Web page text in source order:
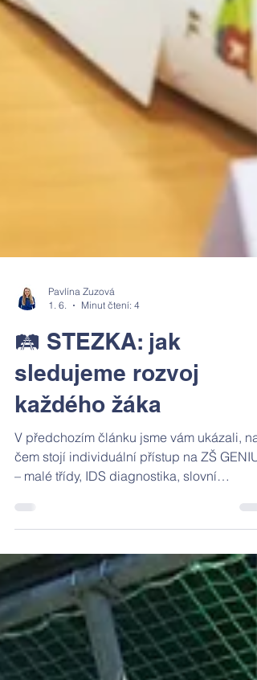
Pavlína Zuzová
🛤️ STEZKA: jak
sledujeme rozvoj
každého žáka
– malé třídy, IDS diagnostika, slovní
hodnocení, tripartity a rodičovské kavárny
GENIUS Café. Dnes se podrobně
na nástroj, který to všechno propojuje:
STEZKU.